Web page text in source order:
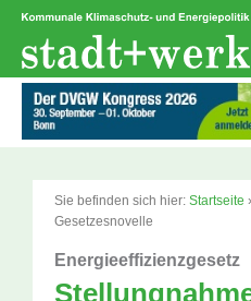
Zum
springen
Sie befinden sich hier: Startseite
Gesetzesnovelle
Energieeffizienzgesetz